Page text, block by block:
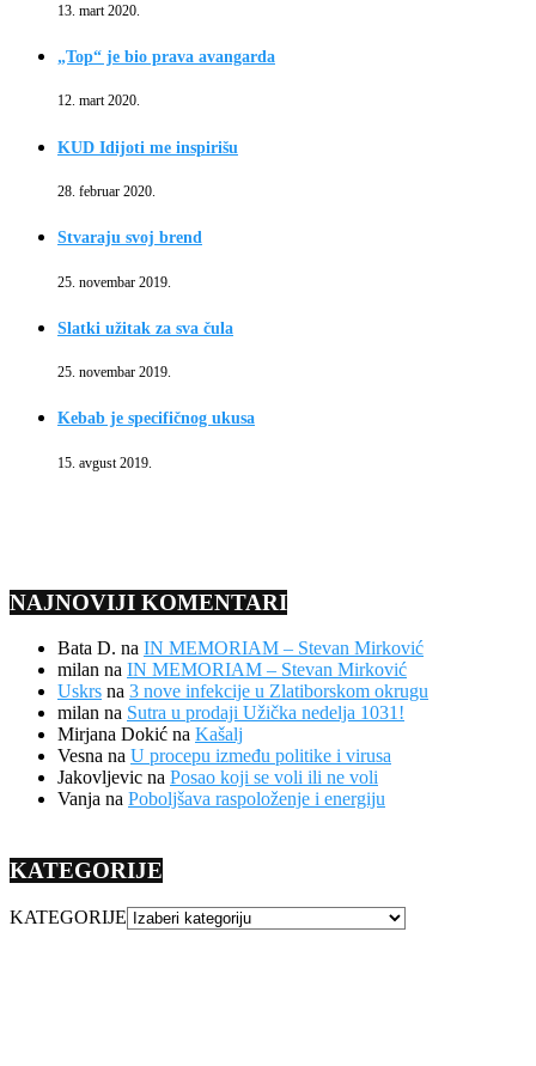
13. mart 2020.
„Top“ je bio prava avangarda
12. mart 2020.
KUD Idijoti me inspirišu
28. februar 2020.
Stvaraju svoj brend
25. novembar 2019.
Slatki užitak za sva čula
25. novembar 2019.
Kebab je specifičnog ukusa
15. avgust 2019.
NAJNOVIJI KOMENTARI
Bata D. na IN MEMORIAM – Stevan Mirković
milan na IN MEMORIAM – Stevan Mirković
Uskrs na 3 nove infekcije u Zlatiborskom okrugu
milan na Sutra u prodaji Užička nedelja 1031!
Mirjana Dokić na Kašalj
Vesna na U procepu između politike i virusa
Jakovljevic na Posao koji se voli ili ne voli
Vanja na Poboljšava raspoloženje i energiju
KATEGORIJE
KATEGORIJE